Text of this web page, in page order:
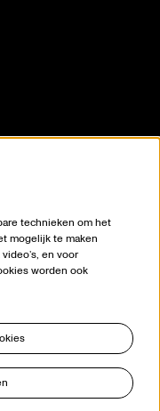
technieken om het
mogelijk te maken
en voor
worden ook